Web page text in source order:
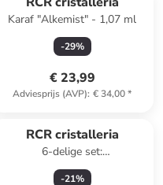
Karaf "Alkemist" - 1,07 ml
-29%
€ 23,99
Adviesprijs (AVP): € 34,00*
RCR cristalleria
6-delige set:
champagneglazen "Ego" - 180
-21%